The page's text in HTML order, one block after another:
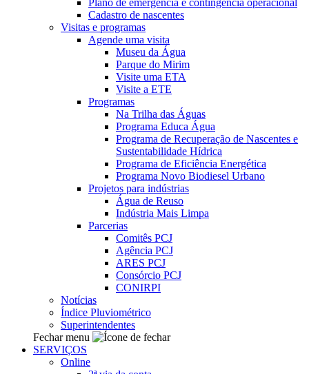
Plano de emergência e contingência operacional
Cadastro de nascentes
Visitas e programas
Agende uma visita
Museu da Água
Parque do Mirim
Visite uma ETA
Visite a ETE
Programas
Na Trilha das Águas
Programa Educa Água
Programa de Recuperação de Nascentes e
Sustentabilidade Hídrica
Programa de Eficiência Energética
Programa Novo Biodiesel Urbano
Projetos para indústrias
Água de Reuso
Indústria Mais Limpa
Parcerias
Comitês PCJ
Agência PCJ
ARES PCJ
Consórcio PCJ
CONIRPI
Notícias
Índice Pluviométrico
Superintendentes
Fechar menu
SERVIÇOS
Online